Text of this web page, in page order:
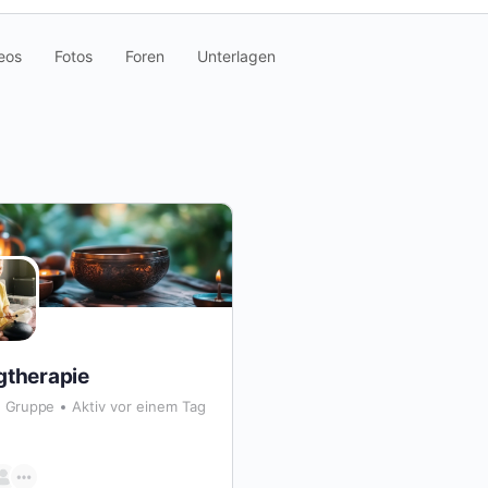
Fotos Foren Unterlagen
Gruppe Aktiv vor einem Tag